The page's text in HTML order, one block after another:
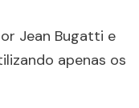
Jean Bugatti e
apenas os